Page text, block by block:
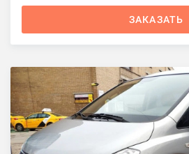
ЗАКАЗАТЬ